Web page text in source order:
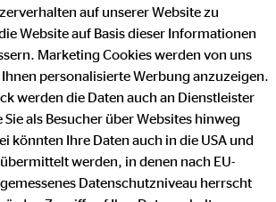
auf unserer Website zu
Website auf Basis dieser Informationen
Marketing Cookies werden von uns
personalisierte Werbung anzuzeigen.
werden die Daten auch an Dienstleister
als Besucher über Websites hinweg
könnten Ihre Daten auch in die USA und
werden, in denen nach EU-
Datenschutzniveau herrscht